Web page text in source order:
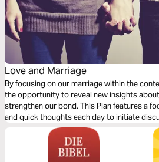
Love and Marriage
By focusing on our marriage within the
the opportunity to reveal new insights
strengthen our bond. This Plan features a
and quick thoughts each day to initiate
spouse. This five-day plan is a short-term
in your lifelong relationship. For more